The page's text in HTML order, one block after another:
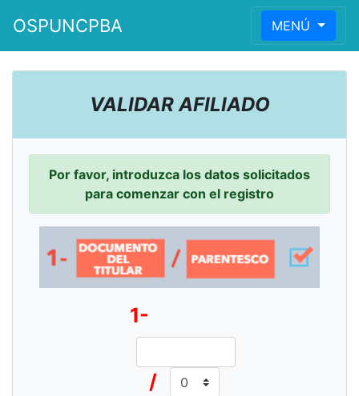
OSPUNCPBA MENÚ
VALIDAR AFILIADO
Por favor, introduzca los datos solicitados
para comenzar con el registro
1-
/